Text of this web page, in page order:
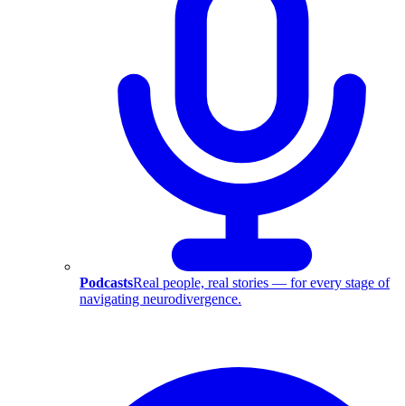
PodcastsReal people, real stories — for every stage of
navigating neurodivergence.